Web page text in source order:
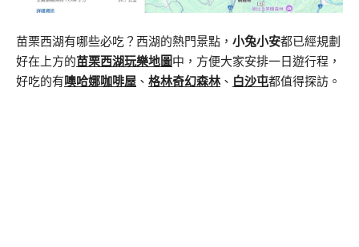
苗栗西湖有哪些必吃？西湖的熱門景點， 小兔小安都已經規劃
好在上方的苗栗西湖玩樂地圖中，方便大家安排一日遊行程，
好吃的有噢哈娜咖啡屋 、 格林奇幻森林 、 白沙屯都值得探訪。